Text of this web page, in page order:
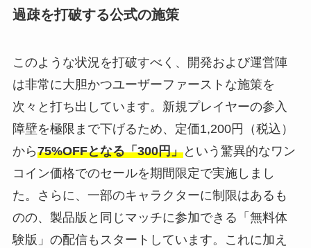
過疎を打破する公式の施策
このような状況を打破すべく、開発および運営陣
は非常に大胆かつユーザーファーストな施策を
次々と打ち出しています。新規プレイヤーの参入
障壁を極限まで下げるため、定価1,200円（税込）
から75%OFFとなる「300円」という驚異的なワン
コイン価格でのセールを期間限定で実施しまし
た。さらに、一部のキャラクターに制限はあるも
のの、製品版と同じマッチに参加できる「無料体
験版」の配信もスタートしています。これに加え